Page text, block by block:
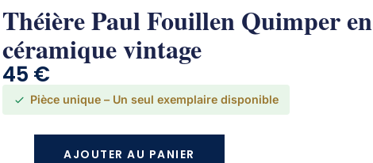
Théière Paul Fouillen Quimper en
céramique vintage
45 €
Pièce unique – Un seul exemplaire disponible
AJOUTER AU PANIER